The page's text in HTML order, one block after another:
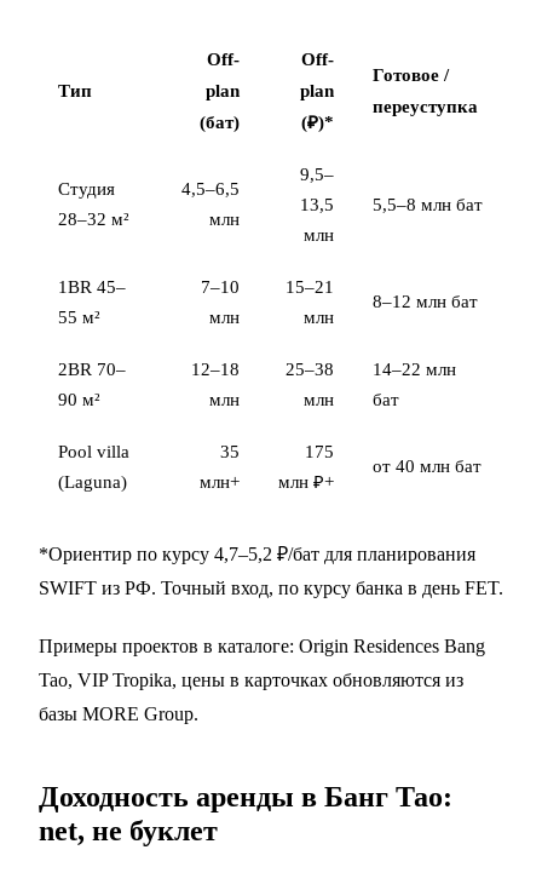
Тип
Off-
plan
(бат)
Off-
plan
(₽)*
Готовое /
переуступка
Студия
28–32 м²
4,5–6,5
млн
9,5–
13,5
млн
5,5–8 млн бат
1BR 45–
55 м²
7–10
млн
15–21
млн
8–12 млн бат
2BR 70–
90 м²
12–18
млн
25–38
млн
14–22 млн
бат
Pool villa
(Laguna)
35
млн+
175
млн ₽+
от 40 млн бат
*Ориентир по курсу 4,7–5,2 ₽/бат для планирования
SWIFT из РФ. Точный вход, по курсу банка в день FET.
Примеры проектов в каталоге: Origin Residences Bang
Tao, VIP Tropika, цены в карточках обновляются из
базы MORE Group.
Доходность аренды в Банг Тао:
net, не буклет